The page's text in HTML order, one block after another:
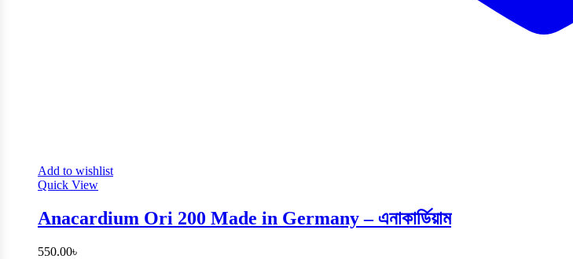
Add to wishlist
Quick View
Anacardium Ori 200 Made in Germany – এনাকার্ডিয়াম
550.00৳